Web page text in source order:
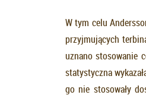
W tym celu
przyjmujących
uznano stosowanie
statystyczna
go nie stosowały